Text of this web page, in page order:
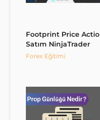
Footprint Price
Satım NinjaTrader
Forex Eğitimi